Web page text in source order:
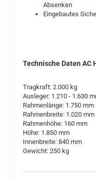
Absenken
Eingebautes
Technische Daten AC
Tragkraft: 2.000 kg
Ausleger: 1.210 - 1.630
Rahmenlänge: 1.750 mm
Rahmenbreite: 1.020 mm
Rahmenhöhe: 160 mm
Höhe: 1.850 mm
Innenbreite: 840 mm
Gewicht: 250 kg